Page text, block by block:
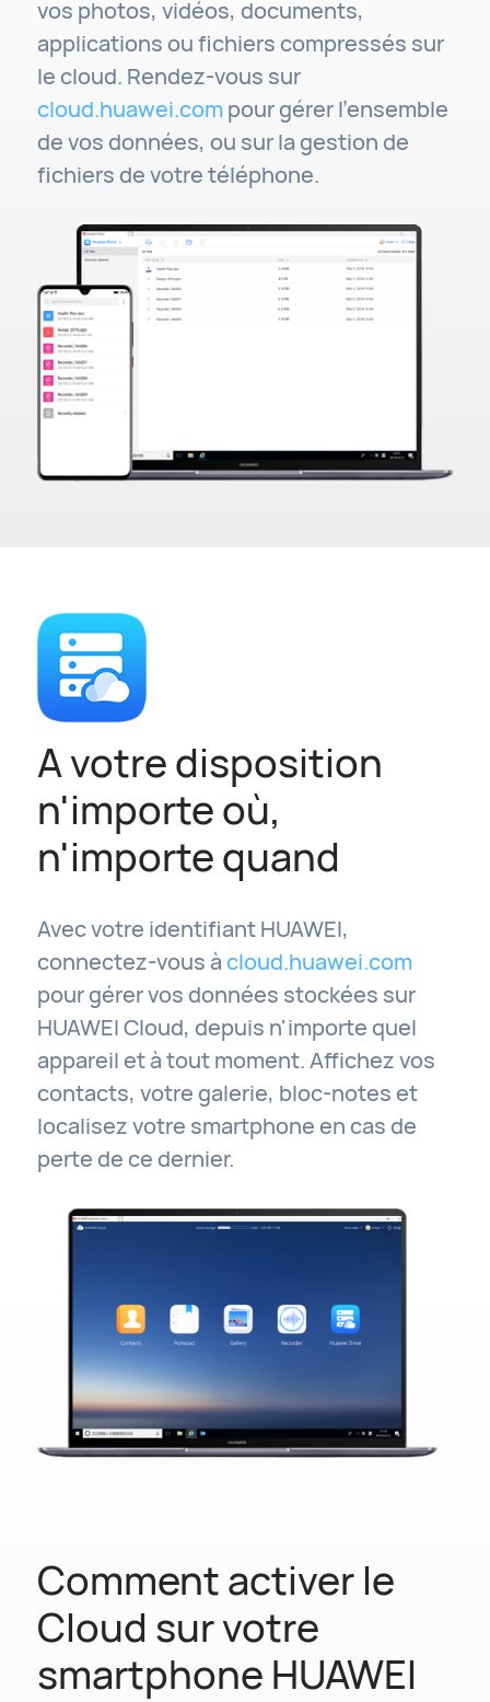
vos photos, vidéos, documents,
applications ou fichiers compressés sur
le cloud. Rendez-vous sur
cloud.huawei.com pour gérer l'ensemble
de vos données, ou sur la gestion de
fichiers de votre téléphone.
A votre disposition
n'importe où,
n'importe quand
Avec votre identifiant HUAWEI,
connectez-vous àcloud.huawei.com
pour gérer vos données stockées sur
HUAWEI Cloud, depuis n'importe quel
appareil et à tout moment. Affichez vos
contacts, votre galerie, bloc-notes et
localisez votre smartphone en cas de
perte de ce dernier.
Comment activer le
Cloud sur votre
smartphone HUAWEI